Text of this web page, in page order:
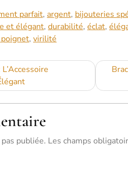
parfait, argent, bijouteries
et élégant, durabilité, éclat,
, virilité
publiée. Les champs